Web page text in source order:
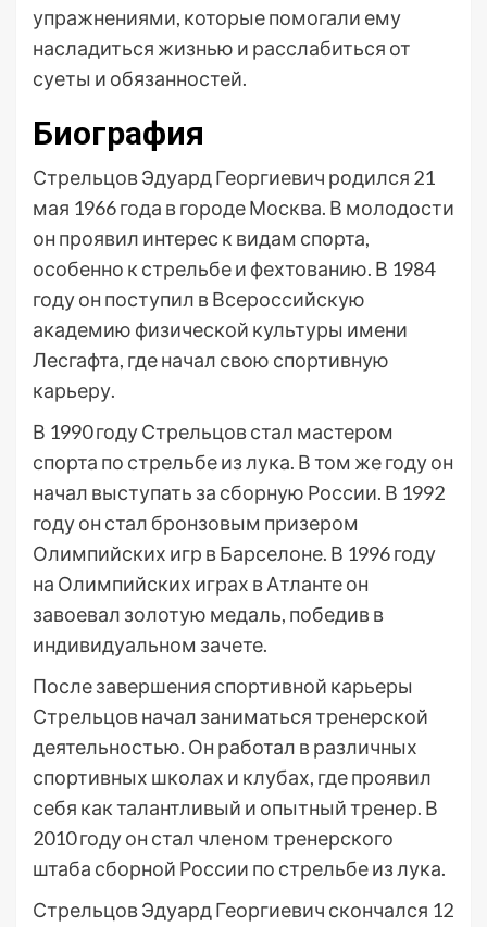
упражнениями, которые помогали ему
насладиться жизнью и расслабиться от
суеты и обязанностей.
Биография
Стрельцов Эдуард Георгиевич родился 21
мая 1966 года в городе Москва. В молодости
он проявил интерес к видам спорта,
особенно к стрельбе и фехтованию. В 1984
году он поступил в Всероссийскую
академию физической культуры имени
Лесгафта, где начал свою спортивную
карьеру.
В 1990 году Стрельцов стал мастером
спорта по стрельбе из лука. В том же году он
начал выступать за сборную России. В 1992
году он стал бронзовым призером
Олимпийских игр в Барселоне. В 1996 году
на Олимпийских играх в Атланте он
завоевал золотую медаль, победив в
индивидуальном зачете.
После завершения спортивной карьеры
Стрельцов начал заниматься тренерской
деятельностью. Он работал в различных
спортивных школах и клубах, где проявил
себя как талантливый и опытный тренер. В
2010 году он стал членом тренерского
штаба сборной России по стрельбе из лука.
Стрельцов Эдуард Георгиевич скончался 12